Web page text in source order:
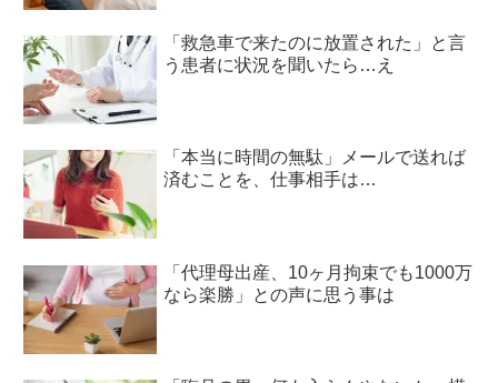
「救急車で来たのに放置された」と言
う患者に状況を聞いたら…え
「本当に時間の無駄」メールで送れば
済むことを、仕事相手は…
「代理母出産、10ヶ月拘束でも1000万
なら楽勝」との声に思う事は